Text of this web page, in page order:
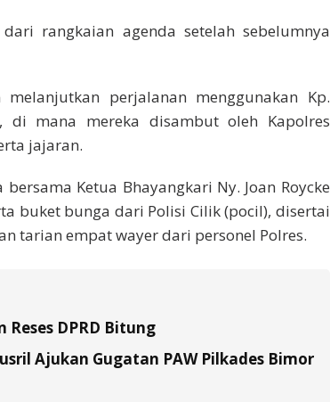
rangkaian agenda setelah sebelumnya
perjalanan menggunakan Kp.
di mana mereka disambut oleh Kapolres
jajaran.
Ketua Bhayangkari Ny. Joan Roycke
buket bunga dari Polisi Cilik (pocil), disertai
tarian empat wayer dari personel Polres.
DPRD Bitung
Ajukan Gugatan PAW Pilkades Bimor